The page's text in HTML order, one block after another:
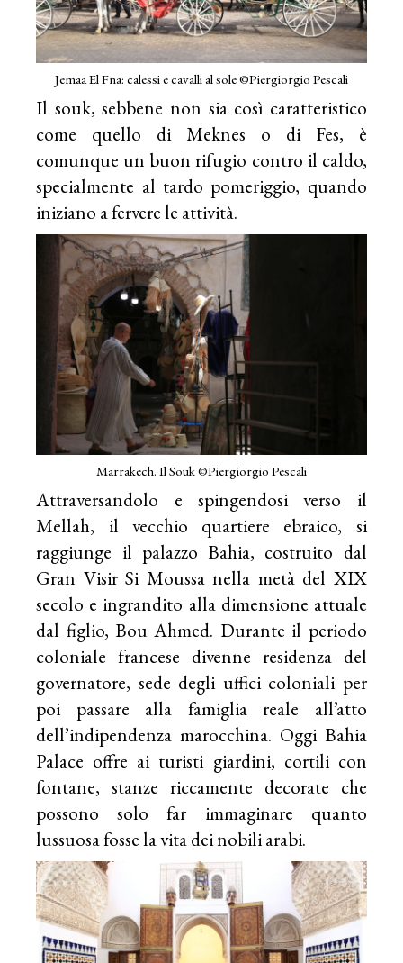
Jemaa El Fna: calessi e cavalli al sole ©Piergiorgio Pescali
Il souk, sebbene non sia così caratteristico
come quello di Meknes o di Fes, è
comunque un buon rifugio contro il caldo,
specialmente al tardo pomeriggio, quando
iniziano a fervere le attività.
Marrakech. Il Souk ©Piergiorgio Pescali
Attraversandolo e spingendosi verso il
Mellah, il vecchio quartiere ebraico, si
raggiunge il palazzo Bahia, costruito dal
Gran Visir Si Moussa nella metà del XIX
secolo e ingrandito alla dimensione attuale
dal figlio, Bou Ahmed. Durante il periodo
coloniale francese divenne residenza del
governatore, sede degli uffici coloniali per
poi passare alla famiglia reale all’atto
dell’indipendenza marocchina. Oggi Bahia
Palace offre ai turisti giardini, cortili con
fontane, stanze riccamente decorate che
possono solo far immaginare quanto
lussuosa fosse la vita dei nobili arabi.